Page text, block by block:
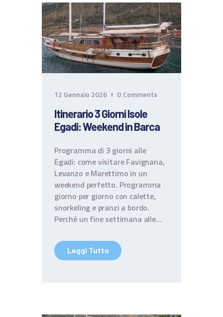
CONTATTI
TERMINI E CONDIZIONI
12 Gennaio 2026 0 Comments
Itinerario 3 Giorni Isole
Egadi: Weekend in Barca
Programma di 3 giorni alle
Egadi: come visitare Favignana,
Levanzo e Marettimo in un
weekend perfetto. Programma
giorno per giorno con calette,
snorkeling e pranzi a bordo.
Perché un fine settimana alle…
Leggi Tutto